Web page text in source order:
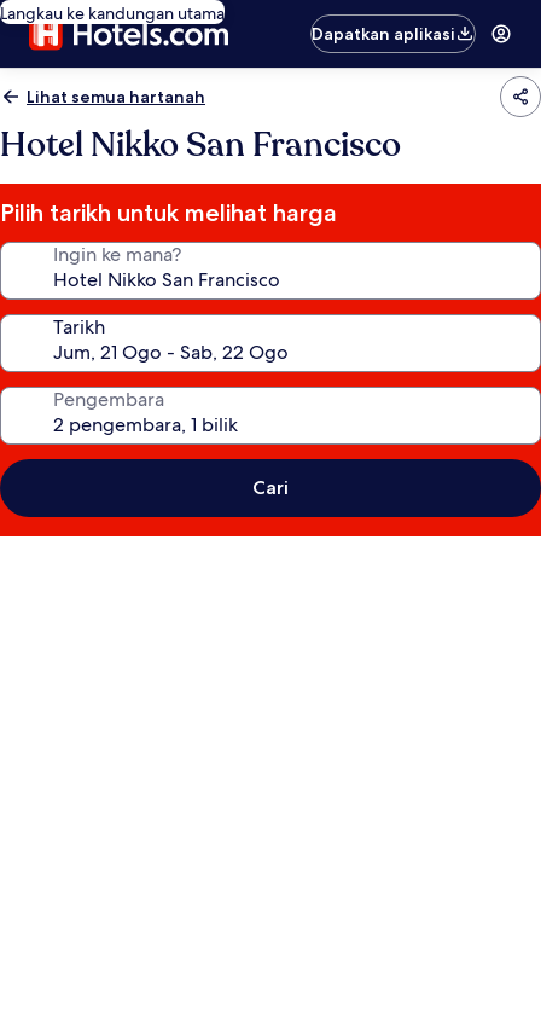
Langkau ke kandungan utama
Dapatkan aplikasi
Lihat semua hartanah
Hotel Nikko San Francisco
Pilih tarikh untuk melihat harga
Ingin ke mana?
Tarikh
Pengembara
Cari